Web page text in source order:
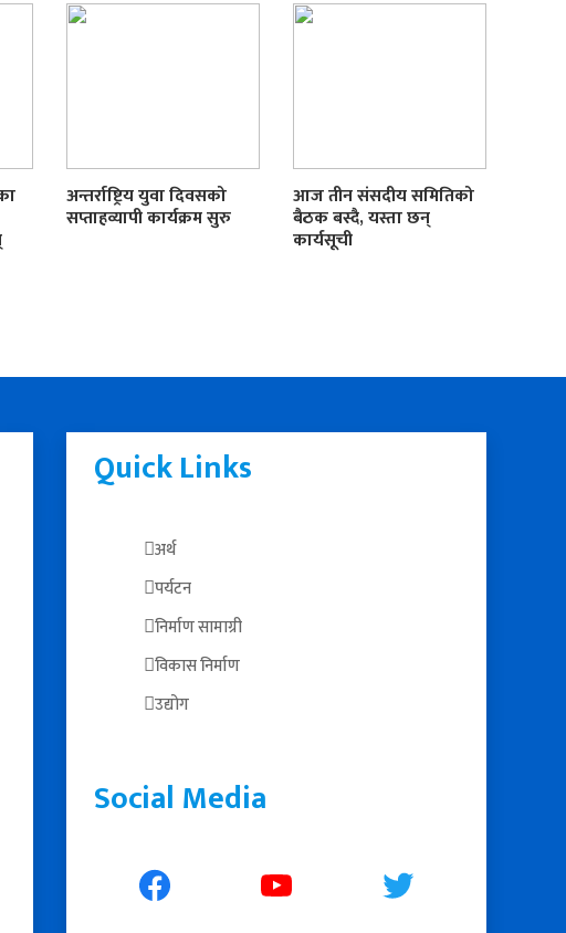
अन्तर्राष्ट्रिय युवा दिवसको
सप्ताहव्यापी कार्यक्रम सुरु
आज तीन संसदीय समितिको
बैठक बस्दै, यस्ता छन्
कार्यसूची
Quick Links
अर्थ
पर्यटन
निर्माण सामाग्री
विकास निर्माण
उद्योग
Social Media